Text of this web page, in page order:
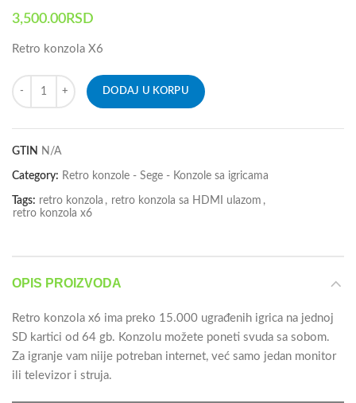
3,500.00RSD
Retro konzola X6
DODAJ U KORPU
GTIN N/A
Category: Retro konzole - Sege - Konzole sa igricama
Tags: retro konzola , retro konzola sa HDMI ulazom ,
retro konzola x6
OPIS PROIZVODA
Retro konzola x6 ima preko 15.000 ugrađenih igrica na jednoj
SD kartici od 64 gb. Konzolu možete poneti svuda sa sobom.
Za igranje vam niije potreban internet, već samo jedan monitor
ili televizor i struja.